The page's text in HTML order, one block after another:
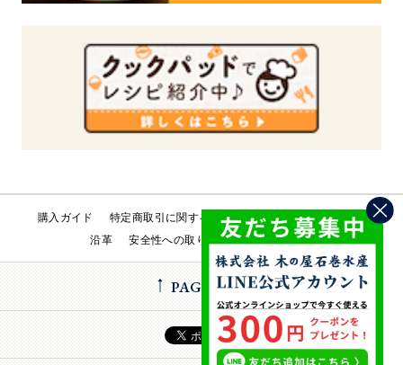
購入ガイド 特定商取引に関する法律 会社概要
工場直売所
沿革
安全性への取り組み お問い合わせ
PAGE TOP